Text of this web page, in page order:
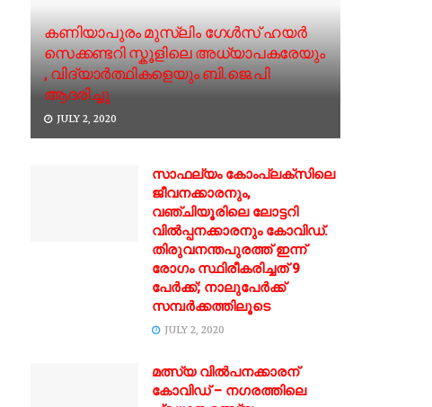
കണിയാപുരം മുസ്ലിം ഗേൾസ്‌ ഹയർ
സെക്കണ്ടറി സ്കൂളിലെ അധ്യാപകരേയും
, വിദ്യാർത്ഥികളെയും ബി.ജെ.പി
ആദരിച്ചു
JULY 2, 2020
സാഫല്യം കോംപ്ലക്സിലെ
ജീവനക്കാരനും,
വഞ്ചിയൂരിലെ ലോട്ടറി
വില്‍പ്പനക്കാരനും കോവിഡ്.
തിരുവനന്തപുരത്ത് ഇന്ന്
രോഗം സ്ഥിരീകരിച്ചത് 9
പേര്‍ക്ക്; നാലുപേര്‍ക്ക്
സമ്പര്‍ക്കത്തിലൂടെ
JULY 2, 2020
മത്സ്യ വിൽപനക്കാരന്
കോവിഡ് – നഗരത്തിലെ